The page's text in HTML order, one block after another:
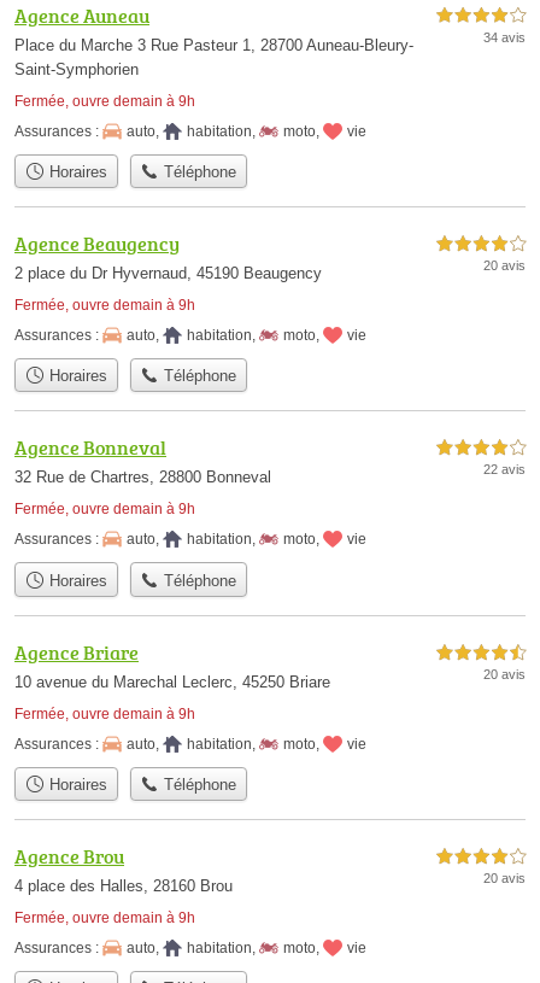
Agence Auneau
Place du Marche 3 Rue Pasteur 1, 28700 Auneau-Bleury-
Saint-Symphorien
Fermée, ouvre demain à 9h
4,0 étoiles sur 5
34 avis
Assurances : auto habitation moto vie
Horaires Téléphone
Agence Beaugency
2 place du Dr Hyvernaud, 45190 Beaugency
Fermée, ouvre demain à 9h
4,0 étoiles sur 5
20 avis
Assurances : auto, habitation, moto, vie
Horaires Téléphone
Agence Bonneval
32 Rue de Chartres, 28800 Bonneval
Fermée, ouvre demain à 9h
4,0 étoiles sur 5
22 avis
Assurances : auto, habitation, moto, vie
Horaires Téléphone
Agence Briare
10 avenue du Marechal Leclerc, 45250 Briare
Fermée, ouvre demain à 9h
4,5 étoiles sur 5
20 avis
Assurances : auto habitation moto vie
Horaires Téléphone
Agence Brou
4 place des Halles, 28160 Brou
Fermée, ouvre demain à 9h
4,0 étoiles sur 5
20 avis
Assurances : auto, habitation, moto, vie